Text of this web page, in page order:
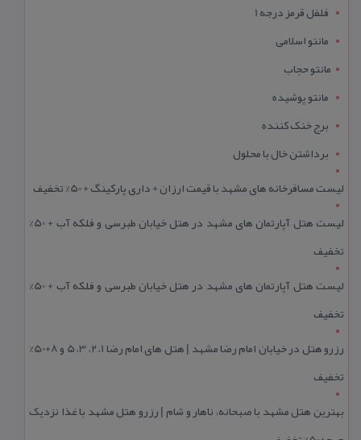
فلفل قرمز درجه 1
مانتو اسلامی
مانتو حجاب
مانتو پوشیده
برج خنک کننده
برداشتن خال با محلول
لیست مسافرخانه های مشهد با قیمت ارزان + داری پارکینگ + 50% تخفیف
لیست هتل آپارتمان های مشهد در هتل خیابان طبرسی و فلکه آب + 50%
تخفیف
لیست هتل آپارتمان های مشهد در هتل خیابان طبرسی و فلکه آب + 50%
تخفیف
رزرو هتل در خیابان امام رضا مشهد | هتل‌ های امام رضا 1، 2، 3، 5 و 8+50%
تخفیف
بهترین هتل مشهد با صبحانه، ناهار و شام | رزرو هتل مشهد با غذا نزدیک